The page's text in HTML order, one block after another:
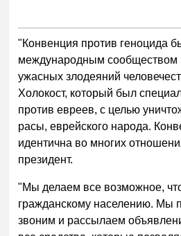
"Конвенция против геноцида
международным сообществом
ужасных злодеяний
Холокост, который был
против евреев, с целью
расы, еврейского народа.
идентична во многих
президент.
"Мы делаем все возможное,
гражданскому населению. Мы
звоним и рассылаем